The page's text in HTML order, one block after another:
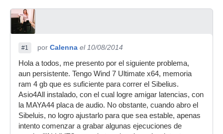
#1 por Calenna el 10/08/2014
Hola a todos, me presento por el siguiente problema,
aun persistente. Tengo Wind 7 Ultimate x64, memoria
ram 4 gb que es suficiente para correr el Sibelius.
Asio4All instalado, con el cual logre amigar latencias, con
la MAYA44 placa de audio. No obstante, cuando abro el
Sibeluis, no logro ajustarlo para que sea estable, apenas
intento comenzar a grabar algunas ejecuciones de